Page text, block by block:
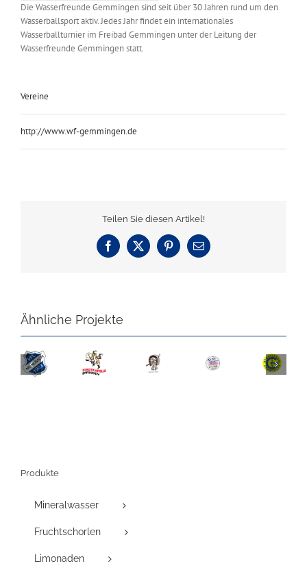
Die Wasserfreunde Gemmingen sind seit über 30 Jahren rund um den
Wasserballsport aktiv. Jedes Jahr findet ein internationales
Wasserballturnier im Freibad Gemmingen unter der Leitung der
Wasserfreunde Gemmingen statt.
Vereine
http://www.wf-gemmingen.de
Teilen Sie diesen Artikel!
Facebook
X PinterestE-
Mail
Ähnliche Projekte
Produkte
Mineralwasser
Fruchtschorlen
Limonaden